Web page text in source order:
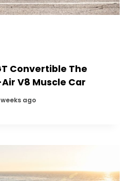
Convertible The
V8 Muscle Car
weeks ago